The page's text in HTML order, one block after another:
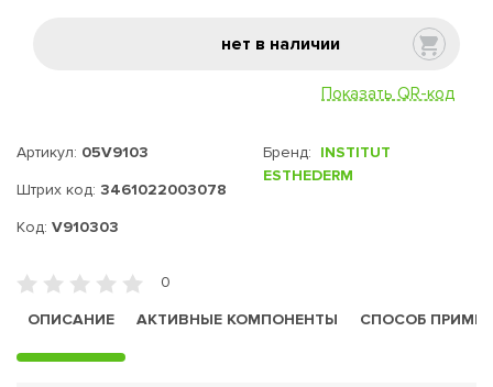
нет в наличии
Показать QR-код
Артикул: 05V9103
Штрих код: 3461022003078
Код: V910303
Бренд: INSTITUT
ESTHEDERM
0
ОПИСАНИЕ
АКТИВНЫЕ КОМПОНЕНТЫ СПОСОБ